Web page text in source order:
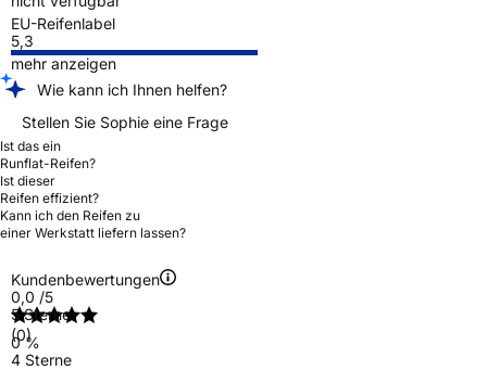
EU-Reifenlabel
5,3
mehr anzeigen
Wie kann ich Ihnen helfen?
Stellen Sie Sophie eine Frage
Ist das ein
Runflat-Reifen?
Ist dieser
Reifen effizient?
Kann ich den Reifen zu
einer Werkstatt liefern lassen?
Kundenbewertungen
0,0 /5
(0)
5 Sterne
0 %
4 Sterne